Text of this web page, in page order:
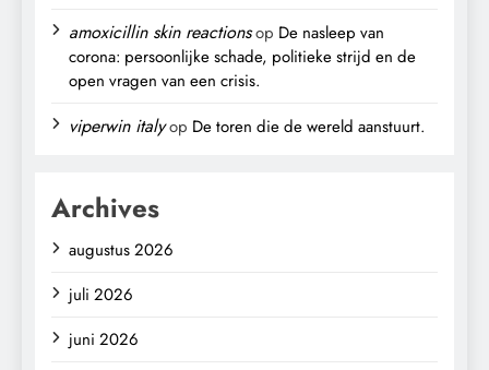
amoxicillin skin reactionsop De nasleep van
corona: persoonlijke schade, politieke strijd en de
open vragen van een crisis.
viperwin italyop De toren die de wereld aanstuurt.
Archives
augustus 2026
juli 2026
juni 2026